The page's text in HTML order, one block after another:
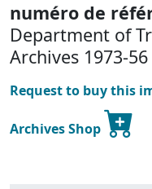
numéro de
Department of
Archives 1973-
Request to buy this
Archives Shop